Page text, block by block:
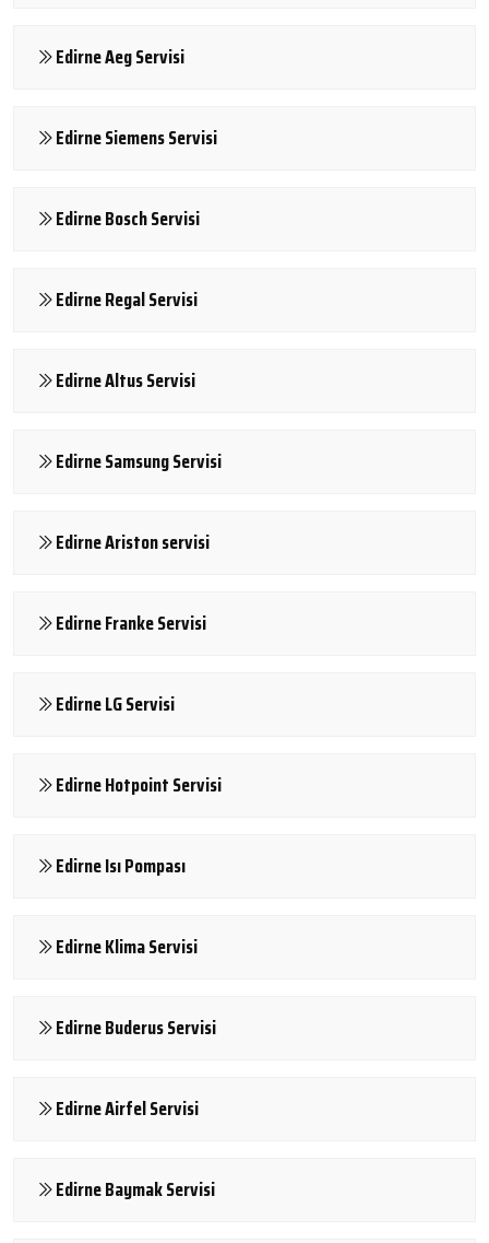
Edirne Aeg Servisi
Edirne Siemens Servisi
Edirne Bosch Servisi
Edirne Regal Servisi
Edirne Altus Servisi
Edirne Samsung Servisi
Edirne Ariston servisi
Edirne Franke Servisi
Edirne LG Servisi
Edirne Hotpoint Servisi
Edirne Isı Pompası
Edirne Klima Servisi
Edirne Buderus Servisi
Edirne Airfel Servisi
Edirne Baymak Servisi